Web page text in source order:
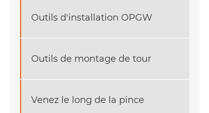
Outils d'installation OPGW
Outils de montage de tour
Venez le long de la pince